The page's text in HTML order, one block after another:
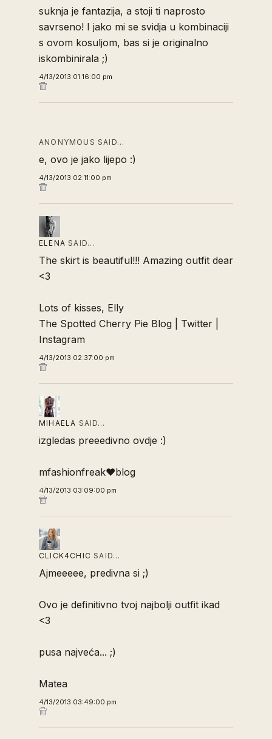
suknja je fantazija, a stoji ti naprosto
savrseno! I jako mi se svidja u kombinaciji
s ovom kosuljom, bas si je originalno
iskombinirala ;)
4/13/2013 01:16:00 pm
ANONYMOUS SAID…
e, ovo je jako lijepo :)
4/13/2013 02:11:00 pm
ELENA SAID…
The skirt is beautiful!!! Amazing outfit dear
<3
Lots of kisses, Elly
The Spotted Cherry Pie Blog
Twitter
Instagram
4/13/2013 02:37:00 pm
MIHAELA SAID…
izgledas preeedivno ovdje :)
mfashionfreak♥blog
4/13/2013 03:09:00 pm
CLICK4CHIC SAID…
Ajmeeeee, predivna si ;)
Ovo je definitivno tvoj najbolji outfit ikad
<3
pusa najveća... ;)
Matea
4/13/2013 03:49:00 pm